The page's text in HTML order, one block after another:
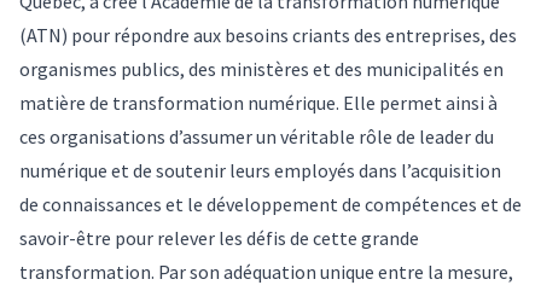
(ATN) pour répondre aux besoins criants des entreprises, des
organismes publics, des ministères et des municipalités en
matière de transformation numérique. Elle permet ainsi à
ces organisations d’assumer un véritable rôle de leader du
numérique et de soutenir leurs employés dans l’acquisition
de connaissances et le développement de compétences et de
savoir-être pour relever les défis de cette grande
transformation. Par son adéquation unique entre la mesure,